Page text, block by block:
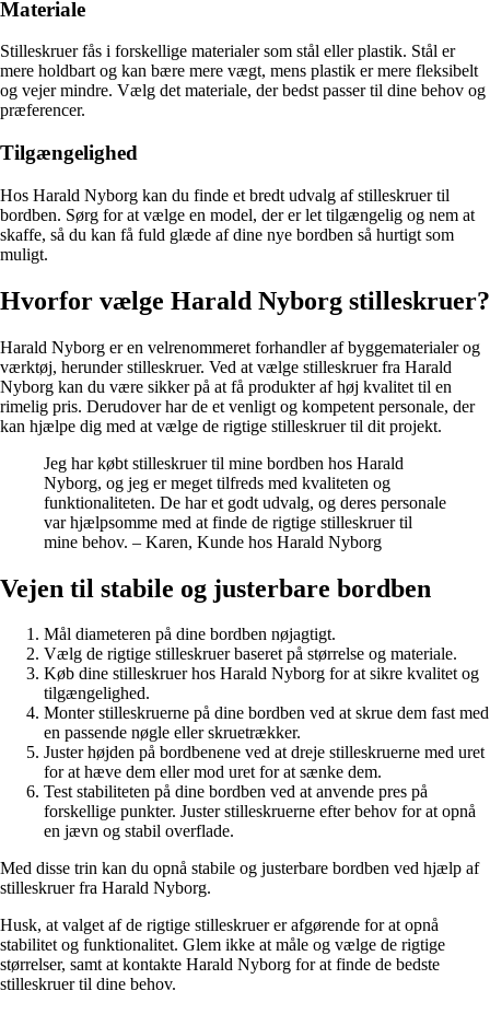
Materiale
Stilleskruer fås i forskellige materialer som stål eller plastik. Stål er
mere holdbart og kan bære mere vægt, mens plastik er mere fleksibelt
og vejer mindre. Vælg det materiale, der bedst passer til dine behov og
præferencer.
Tilgængelighed
Hos Harald Nyborg kan du finde et bredt udvalg af stilleskruer til
bordben. Sørg for at vælge en model, der er let tilgængelig og nem at
skaffe, så du kan få fuld glæde af dine nye bordben så hurtigt som
muligt.
Hvorfor vælge Harald Nyborg stilleskruer?
Harald Nyborg er en velrenommeret forhandler af byggematerialer og
værktøj, herunder stilleskruer. Ved at vælge stilleskruer fra Harald
Nyborg kan du være sikker på at få produkter af høj kvalitet til en
rimelig pris. Derudover har de et venligt og kompetent personale, der
kan hjælpe dig med at vælge de rigtige stilleskruer til dit projekt.
Jeg har købt stilleskruer til mine bordben hos Harald
Nyborg, og jeg er meget tilfreds med kvaliteten og
funktionaliteten. De har et godt udvalg, og deres personale
var hjælpsomme med at finde de rigtige stilleskruer til
mine behov. – Karen, Kunde hos Harald Nyborg
Vejen til stabile og justerbare bordben
Mål diameteren på dine bordben nøjagtigt.
Vælg de rigtige stilleskruer baseret på størrelse og materiale.
Køb dine stilleskruer hos Harald Nyborg for at sikre kvalitet og
tilgængelighed.
Monter stilleskruerne på dine bordben ved at skrue dem fast med
en passende nøgle eller skruetrækker.
Juster højden på bordbenene ved at dreje stilleskruerne med uret
for at hæve dem eller mod uret for at sænke dem.
Test stabiliteten på dine bordben ved at anvende pres på
forskellige punkter. Juster stilleskruerne efter behov for at opnå
en jævn og stabil overflade.
Med disse trin kan du opnå stabile og justerbare bordben ved hjælp af
stilleskruer fra Harald Nyborg.
Husk, at valget af de rigtige stilleskruer er afgørende for at opnå
stabilitet og funktionalitet. Glem ikke at måle og vælge de rigtige
størrelser, samt at kontakte Harald Nyborg for at finde de bedste
stilleskruer til dine behov.